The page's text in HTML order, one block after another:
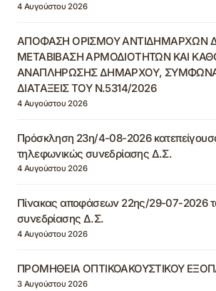
4 Αυγούστου 2026
ΑΠΟΦΑΣΗ ΟΡΙΣΜΟΥ ΑΝΤΙΔΗΜΑΡΧΩΝ
ΜΕΤΑΒΙΒΑΣΗ ΑΡΜΟΔΙΟΤΗΤΩΝ ΚΑΙ
ΑΝΑΠΛΗΡΩΣΗΣ ΔΗΜΑΡΧΟΥ, ΣΥΜΦΩΝΑ
ΔΙΑΤΑΞΕΙΣ ΤΟΥ Ν.5314/2026
4 Αυγούστου 2026
Πρόσκληση 23η/4-08-2026
τηλεφωνικώς συνεδρίασης Δ.Σ.
4 Αυγούστου 2026
Πίνακας αποφάσεων 22ης/29-07-2026
συνεδρίασης Δ.Σ.
4 Αυγούστου 2026
ΠΡΟΜΗΘΕΙΑ ΟΠΤΙΚΟΑΚΟΥΣΤΙΚΟΥ
3 Αυγούστου 2026